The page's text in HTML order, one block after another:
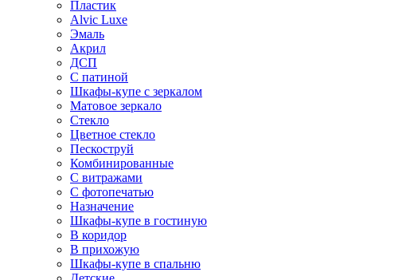
Пластик
Alvic Luxe
Эмаль
Акрил
ДСП
С патиной
Шкафы-купе с зеркалом
Матовое зеркало
Стекло
Цветное стекло
Пескоструй
Комбинированные
С витражами
С фотопечатью
Назначение
Шкафы-купе в гостиную
В коридор
В прихожую
Шкафы-купе в спальню